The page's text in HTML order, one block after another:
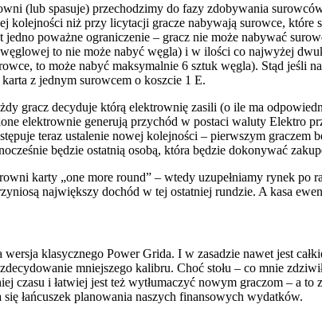
(lub spasuje) przechodzimy do fazy zdobywania
niż przy licytacji gracze nabywają surowce, które
jedno poważne ograniczenie – gracz nie może nabywać
to nie może nabyć węgla) i w ilości co najwyżej
to może nabyć maksymalnie 6 sztuk węgla). Stąd jeśli
z jednym surowcem o koszcie 1 E.
gracz decyduje którą elektrownię zasili (o ile ma
elektrownie generują przychód w postaci waluty Elektro
teraz ustalenie nowej kolejności – pierwszym
będzie ostatnią osobą, która będzie dokonywać
karty „one more round” – wtedy uzupełniamy rynek
największy dochód w tej ostatniej rundzie. A kasa
wersja klasycznego Power Grida. I w zasadzie nawet jest
mniejszego kalibru. Choć stołu – co mnie
czasu i łatwiej jest też wytłumaczyć nowym graczom – a
łańcuszek planowania naszych finansowych wydatków.